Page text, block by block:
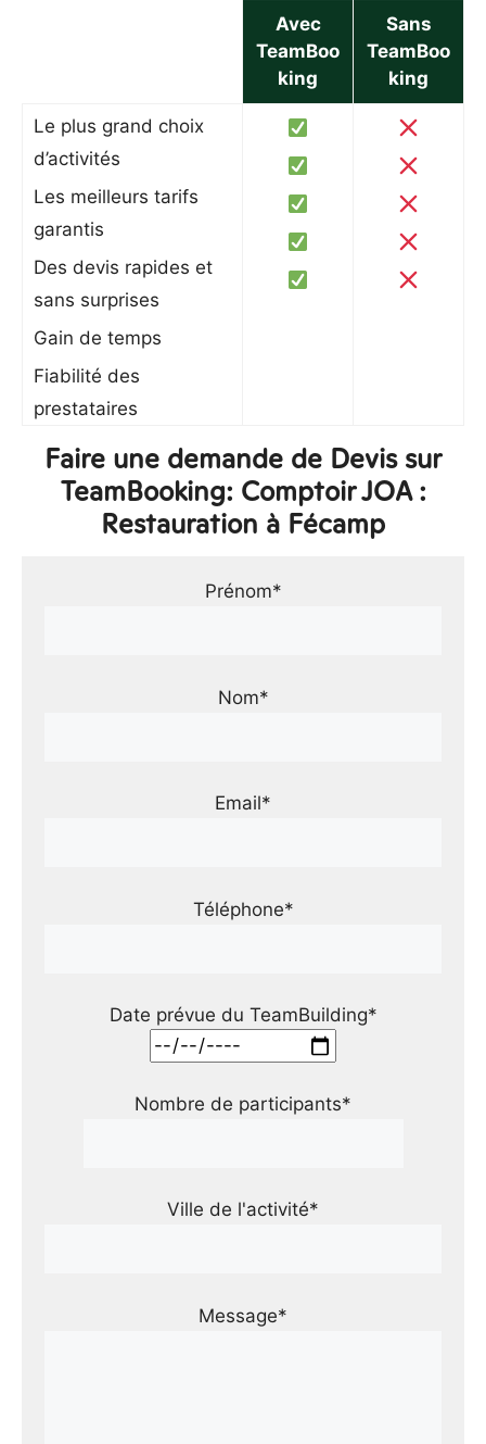
Avec
TeamBoo
king
Sans
TeamBoo
king
Le plus grand choix
d’activités
Les meilleurs tarifs
garantis
Des devis rapides et
sans surprises
Gain de temps
Fiabilité des
prestataires
Faire une demande de Devis sur
TeamBooking: Comptoir JOA :
Restauration à Fécamp
Prénom*
Nom*
Email*
Téléphone*
Date prévue du TeamBuilding*
Nombre de participants*
Ville de l'activité*
Message*